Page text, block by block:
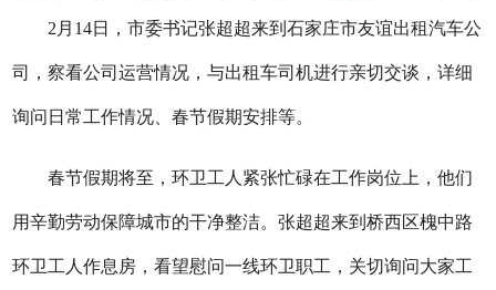
2月14日，市委书记张超超来到石家庄市友谊出租汽车公
司，察看公司运营情况，与出租车司机进行亲切交谈，详细
询问日常工作情况、春节假期安排等。
春节假期将至，环卫工人紧张忙碌在工作岗位上，他们
用辛勤劳动保障城市的干净整洁。张超超来到桥西区槐中路
环卫工人作息房，看望慰问一线环卫职工，关切询问大家工